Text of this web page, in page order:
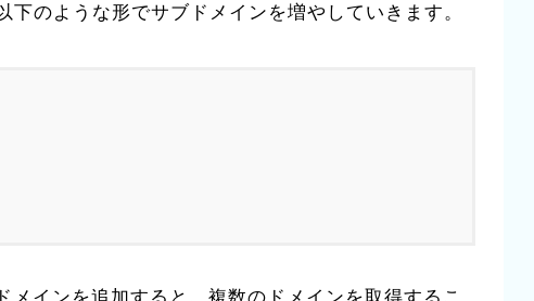
のような形でサブドメインを増やしていきます。